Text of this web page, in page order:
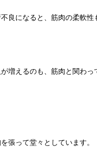
良になると、筋肉の柔軟
増えるのも、筋肉と関わっ
張って堂々としています。